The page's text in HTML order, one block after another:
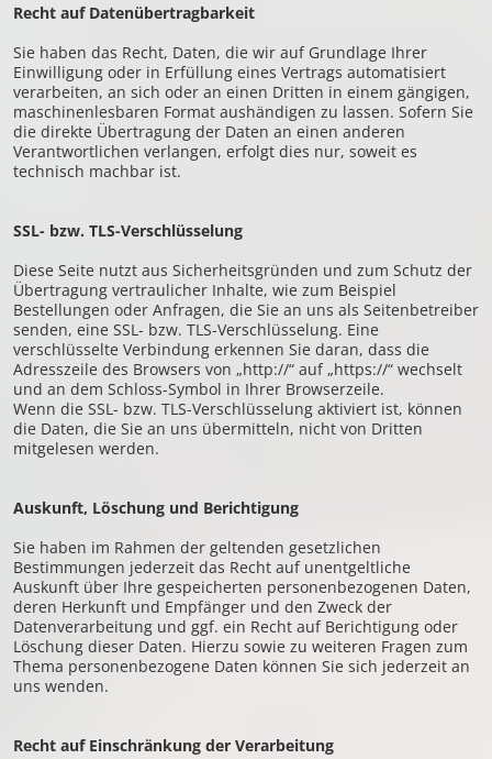
Recht auf Daten­übertrag­barkeit
Sie haben das Recht, Daten, die wir auf Grundlage Ihrer
Einwilligung oder in Erfüllung eines Vertrags automatisiert
verarbeiten, an sich oder an einen Dritten in einem gängigen,
maschinenlesbaren Format aushändigen zu lassen. Sofern Sie
die direkte Übertragung der Daten an einen anderen
Verantwortlichen verlangen, erfolgt dies nur, soweit es
technisch machbar ist.
SSL- bzw. TLS-Verschlüsselung
Diese Seite nutzt aus Sicherheitsgründen und zum Schutz der
Übertragung vertraulicher Inhalte, wie zum Beispiel
Bestellungen oder Anfragen, die Sie an uns als Seitenbetreiber
senden, eine SSL- bzw. TLS-Verschlüsselung. Eine
verschlüsselte Verbindung erkennen Sie daran, dass die
Adresszeile des Browsers von „http://“ auf „https://“ wechselt
und an dem Schloss-Symbol in Ihrer Browserzeile.
Wenn die SSL- bzw. TLS-Verschlüsselung aktiviert ist, können
die Daten, die Sie an uns übermitteln, nicht von Dritten
mitgelesen werden.
Auskunft, Löschung und Berichtigung
Sie haben im Rahmen der geltenden gesetzlichen
Bestimmungen jederzeit das Recht auf unentgeltliche
Auskunft über Ihre gespeicherten personenbezogenen Daten,
deren Herkunft und Empfänger und den Zweck der
Datenverarbeitung und ggf. ein Recht auf Berichtigung oder
Löschung dieser Daten. Hierzu sowie zu weiteren Fragen zum
Thema personenbezogene Daten können Sie sich jederzeit an
uns wenden.
Recht auf Einschränkung der Verarbeitung